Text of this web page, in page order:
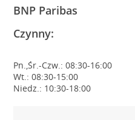
BNP Paribas
Czynny:
Pn.,Śr.-Czw.: 08:30-16:00
Wt.: 08:30-15:00
Niedz.: 10:30-18:00